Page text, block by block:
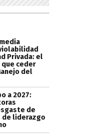
Privada: el
ceder
del
a 2027:
de
de liderazgo